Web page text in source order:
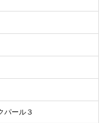
パール３